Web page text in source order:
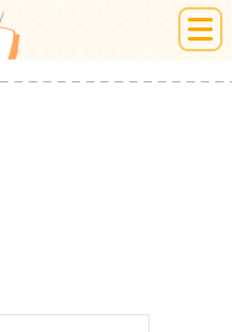
絵本ひろば